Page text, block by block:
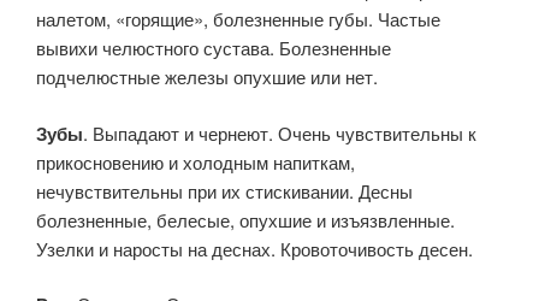
налетом, «горящие», болезненные губы. Частые
вывихи челюстного сустава. Болезненные
подчелюстные железы опухшие или нет.
Зубы. Выпадают и чернеют. Очень чувствительны к
прикосновению и холодным напиткам,
нечувствительны при их стискивании. Десны
болезненные, белесые, опухшие и изъязвленные.
Узелки и наросты на деснах. Кровоточивость десен.